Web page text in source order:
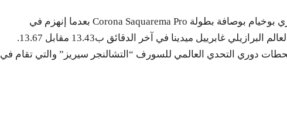
إكتفى السورفر المغربي رمزي بوخيام بوصافة بطولة Corona Saquarema Pro بعدما إنهزم في
المواجهة النهائية أمام بطل العالم البرازيلي غابرييل ميدينا في آخر الدقائق ب13.43 مقابل 13.67.
دوري التحدي العالمي للسورف “التشالنجر سيريز” والتي تقام في